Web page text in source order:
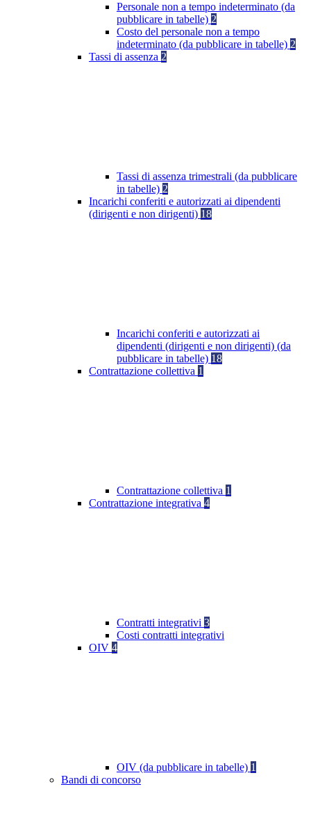
Personale non a tempo indeterminato (da
pubblicare in tabelle) 2
Costo del personale non a tempo
indeterminato (da pubblicare in tabelle) 2
Tassi di assenza 2
Tassi di assenza trimestrali (da pubblicare
in tabelle) 2
Incarichi conferiti e autorizzati ai dipendenti
(dirigenti e non dirigenti) 18
Incarichi conferiti e autorizzati ai
dipendenti (dirigenti e non dirigenti) (da
pubblicare in tabelle) 18
Contrattazione collettiva 1
Contrattazione collettiva 1
Contrattazione integrativa 4
Contratti integrativi 3
Costi contratti integrativi
OIV 4
OIV (da pubblicare in tabelle) 1
Bandi di concorso